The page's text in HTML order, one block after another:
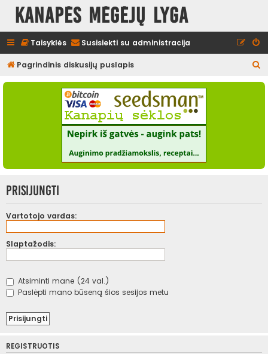
Kanapės mėgėjų lyga
Taisyklės Susisiekti su administracija
Pagrindinis diskusijų puslapis
e
Prisijungti
Vartotojo vardas:
Slaptažodis:
Atsiminti mane (24 val.)
Paslėpti mano būseną šios sesijos metu
REGISTRUOTIS